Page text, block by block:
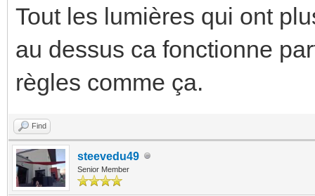
Tout les lumières qui ont
au dessus ca fonctionne
règles comme ça.
Find
steevedu49
Senior Member